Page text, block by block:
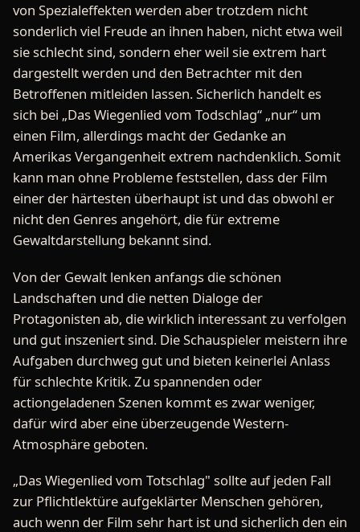
von Spezialeffekten werden aber trotzdem nicht
sonderlich viel Freude an ihnen haben, nicht etwa weil
sie schlecht sind, sondern eher weil sie extrem hart
dargestellt werden und den Betrachter mit den
Betroffenen mitleiden lassen. Sicherlich handelt es
sich bei „Das Wiegenlied vom Todschlag“ „nur“ um
einen Film, allerdings macht der Gedanke an
Amerikas Vergangenheit extrem nachdenklich. Somit
kann man ohne Probleme feststellen, dass der Film
einer der härtesten überhaupt ist und das obwohl er
nicht den Genres angehört, die für extreme
Gewaltdarstellung bekannt sind.
Von der Gewalt lenken anfangs die schönen
Landschaften und die netten Dialoge der
Protagonisten ab, die wirklich interessant zu verfolgen
und gut inszeniert sind. Die Schauspieler meistern ihre
Aufgaben durchweg gut und bieten keinerlei Anlass
für schlechte Kritik. Zu spannenden oder
actiongeladenen Szenen kommt es zwar weniger,
dafür wird aber eine überzeugende Western-
Atmosphäre geboten.
„Das Wiegenlied vom Totschlag" sollte auf jeden Fall
zur Pflichtlektüre aufgeklärter Menschen gehören,
auch wenn der Film sehr hart ist und sicherlich den ein